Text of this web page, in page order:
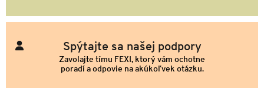
Spýtajte sa našej podpory
Zavolajte tímu FEXI, ktorý vám ochotne
poradí a odpovie na akúkoľvek otázku.